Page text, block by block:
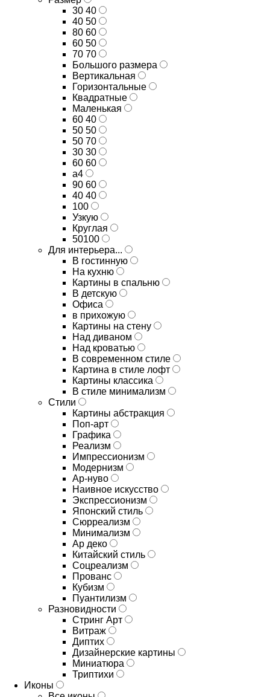
30 40
40 50
80 60
60 50
70 70
Большого размера
Вертикальная
Горизонтальные
Квадратные
Маленькая
60 40
50 50
50 70
30 30
60 60
а4
90 60
40 40
100
Узкую
Круглая
50100
Для интерьера...
В гостинную
На кухню
Картины в спальню
В детскую
Офиса
в прихожую
Картины на стену
Над диваном
Над кроватью
В современном стиле
Картина в стиле лофт
Картины классика
В стиле минимализм
Стили
Картины абстракция
Поп-арт
Графика
Реализм
Импрессионизм
Модернизм
Ар-нуво
Наивное искусство
Экспрессионизм
Японский стиль
Сюрреализм
Минимализм
Ар деко
Китайский стиль
Соцреализм
Прованс
Кубизм
Пуантилизм
Разновидности
Стринг Арт
Витраж
Диптих
Дизайнерские картины
Миниатюра
Триптихи
Иконы